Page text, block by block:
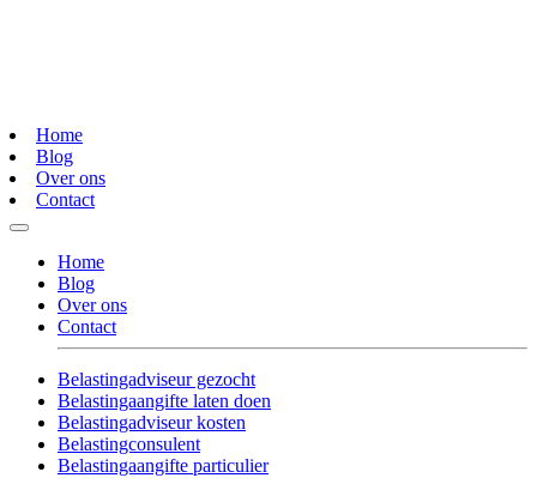
Home
Blog
Over ons
Contact
Home
Blog
Over ons
Contact
Belastingadviseur gezocht
Belastingaangifte laten doen
Belastingadviseur kosten
Belastingconsulent
Belastingaangifte particulier